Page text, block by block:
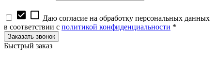
check_box check_box_outline_blank Даю согласие на обработку персональных данных
в соответствии с политикой конфиденциальности *
Быстрый заказ